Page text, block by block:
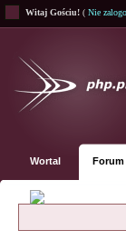
Witaj Gościu! ( Nie
Wortal Forum